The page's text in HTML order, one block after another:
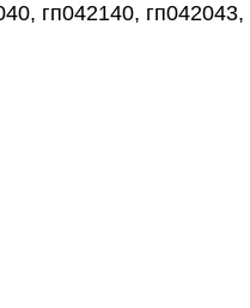
гп042140,